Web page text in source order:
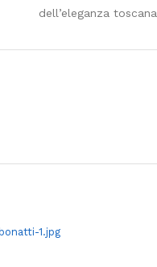
dell’eleganza toscana